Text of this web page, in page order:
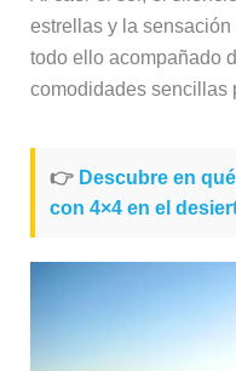
estrellas y la
todo ello acompañado
comodidades sencillas
👉 Descubre en
con 4×4 en el